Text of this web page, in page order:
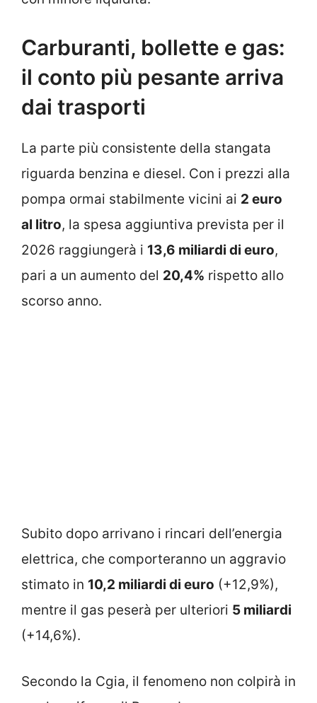
Carburanti, bollette e gas:
il conto più pesante arriva
dai trasporti
La parte più consistente della stangata
riguarda benzina e diesel. Con i prezzi alla
pompa ormai stabilmente vicini ai 2 euro
al litro, la spesa aggiuntiva prevista per il
2026 raggiungerà i 13,6 miliardi di euro,
pari a un aumento del 20,4% rispetto allo
scorso anno.
Subito dopo arrivano i rincari dell’energia
elettrica, che comporteranno un aggravio
stimato in 10,2 miliardi di euro (+12,9%),
mentre il gas peserà per ulteriori 5 miliardi
(+14,6%).
Secondo la Cgia, il fenomeno non colpirà in